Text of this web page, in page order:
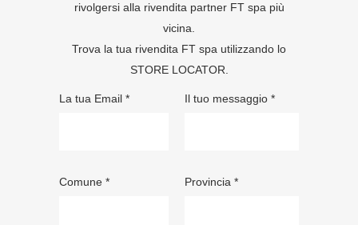
rivolgersi alla rivendita partner FT spa più
vicina.
Trova la tua rivendita FT spa utilizzando lo
STORE LOCATOR
La tua Email *
Comune *
Il tuo messaggio *
Provincia *